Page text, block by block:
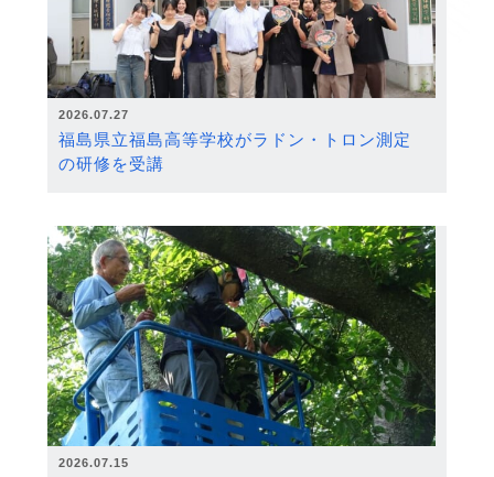
2026.07.27
福島県立福島高等学校がラドン・トロン測定
の研修を受講
2026.07.15